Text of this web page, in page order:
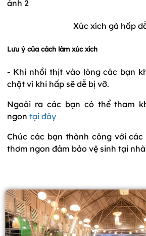
Xúc xích gà hấp
Lưu ý của cách làm xúc xích
- Khi nhồi thịt vào lòng các bạn
chặt vì khi hấp sẽ dễ bị vỡ.
Ngoài ra các bạn có thể tham
ngon tại đây
Chúc các bạn thành công với
thơm ngon đảm bảo vệ sinh tại